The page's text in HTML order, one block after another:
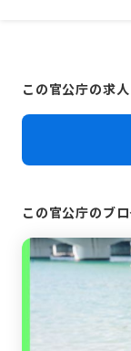
この官公庁の求人
この官公庁のブ